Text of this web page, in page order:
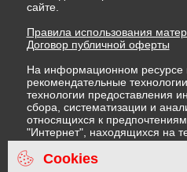
сайте.
Правила использования
Договор публичной оферты
На информационном ресурсе
рекомендательные
технологии предоставления
сбора, систематизации и
относящихся к
"Интернет", находящихся на
Федерации)
Правила применения
Cookies